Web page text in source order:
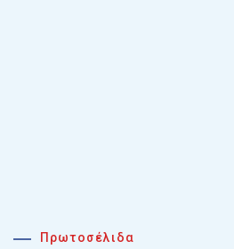
Πρωτοσέλιδα